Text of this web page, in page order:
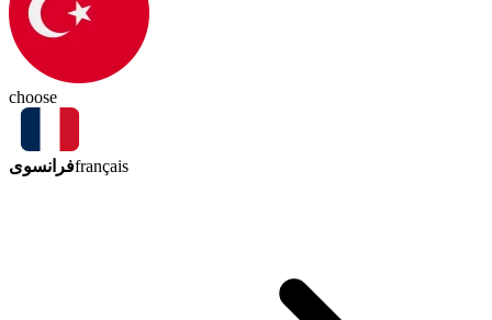
choose
فرانسویfrançais